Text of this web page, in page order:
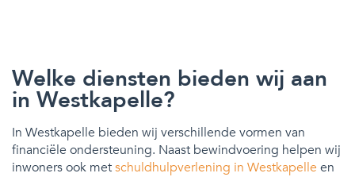
Welke diensten bieden wij aan
in Westkapelle?
In Westkapelle bieden wij verschillende vormen van
financiële ondersteuning. Naast bewindvoering helpen wij
inwoners ook metschuldhulpverlening in Westkapelle en